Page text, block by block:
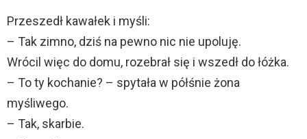
Przeszedł kawałek i myśli:
– Tak zimno, dziś na pewno nic nie upoluję.
Wrócil więc do domu, rozebrał się i wszedł do łóżka.
– To ty kochanie? – spytała w półśnie żona
myśliwego.
– Tak, skarbie.